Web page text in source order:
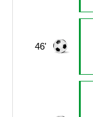
46'